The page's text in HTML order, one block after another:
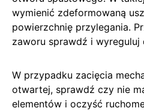
wymienić zdeformowaną
powierzchnię przylegania.
zaworu sprawdź i wyreguluj
W przypadku zacięcia
otwartej, sprawdź czy nie
elementów i oczyść